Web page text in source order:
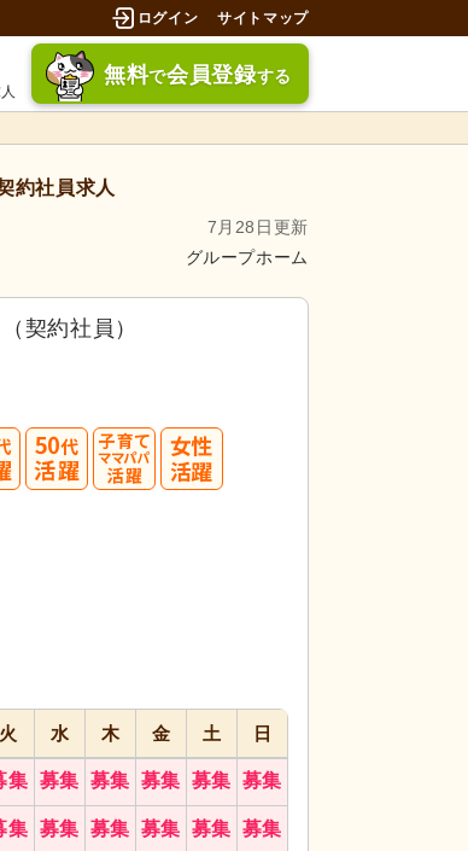
ログイン サイトマップ
無料で会員登録する
約社員求人
7月28日更新
グループホーム
グテーブルが備えられ、窓からは自然
環境が整っています。
契約社員）
火 水 木 金 土 日
集 募集 募集 募集 募集 募集
集 募集 募集 募集 募集 募集